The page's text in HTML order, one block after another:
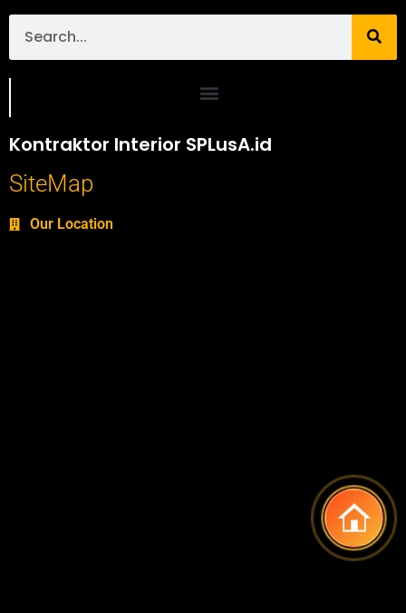
Kontraktor Interior SPLusA.id
SiteMap
Our Location